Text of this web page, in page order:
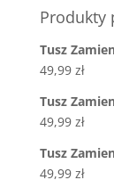
Produkty
Tusz
49,99 zł
Tusz
49,99 zł
Tusz
49,99 zł